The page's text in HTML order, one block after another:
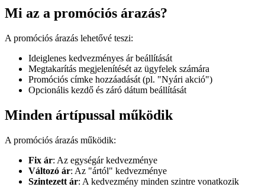
Mi az a promóciós árazás?
A promóciós árazás lehetővé teszi:
Ideiglenes kedvezményes ár beállítását
Megtakarítás megjelenítését az ügyfelek számára
Promóciós címke hozzáadását (pl. "Nyári akció")
Opcionális kezdő és záró dátum beállítását
Minden ártípussal működik
A promóciós árazás működik:
Fix ár: Az egységár kedvezménye
Változó ár: Az "ártól" kedvezménye
Szintezett ár: A kedvezmény minden szintre vonatkozik